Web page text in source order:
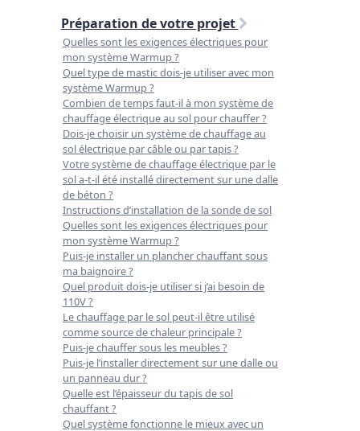
Préparation de votre projet
Quelles sont les exigences électriques pour
mon système Warmup ?
Quel type de mastic dois-je utiliser avec mon
système Warmup ?
Combien de temps faut-il à mon système de
chauffage électrique au sol pour chauffer ?
Dois-je choisir un système de chauffage au
sol électrique par câble ou par tapis ?
Votre système de chauffage électrique par le
sol a-t-il été installé directement sur une dalle
de béton ?
Instructions d’installation de la sonde de sol
Quelles sont les exigences électriques pour
mon système Warmup ?
Puis-je installer un plancher chauffant sous
ma baignoire ?
Quel produit dois-je utiliser si j’ai besoin de
110V ?
Le chauffage par le sol peut-il être utilisé
comme source de chaleur principale ?
Puis-je chauffer sous les meubles ?
Puis-je l’installer directement sur une dalle ou
un panneau dur ?
Quelle est l’épaisseur du tapis de sol
chauffant ?
Quel système fonctionne le mieux avec un